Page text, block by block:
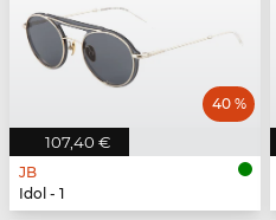
107,40 €
40 %
JB
Idol - 1